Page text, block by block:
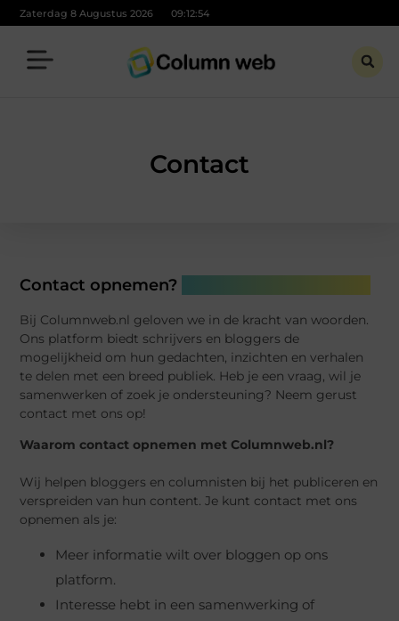
Zaterdag 8 Augustus 2026 09:12:55
Contact
Contact opnemen?
Bij Columnweb.nl geloven we in de kracht van woorden.
Ons platform biedt schrijvers en bloggers de
mogelijkheid om hun gedachten, inzichten en verhalen
te delen met een breed publiek. Heb je een vraag, wil je
samenwerken of zoek je ondersteuning? Neem gerust
contact met ons op!
Waarom contact opnemen met Columnweb.nl?
Wij helpen bloggers en columnisten bij het publiceren en
verspreiden van hun content. Je kunt contact met ons
opnemen als je:
Meer informatie wilt over bloggen op ons
platform.
Interesse hebt in een samenwerking of